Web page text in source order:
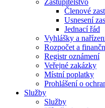
Zastupitelstvo
Členové
Usnesení
Jednací řád
Vyhlášky a
Rozpočet a
Registr oznámení
Veřejné zakázky
Místní poplatky
Prohlášení o
Služby
Služby